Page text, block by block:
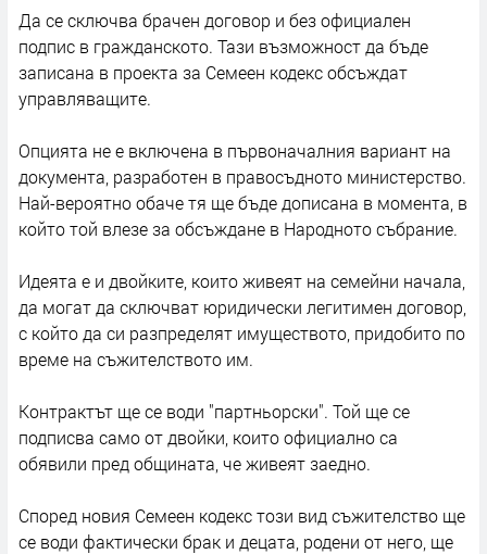
Да се сключва брачен договор и без официален
подпис в гражданското. Тази възможност да бъде
записана в проекта за Семеен кодекс обсъждат
управляващите.
Опцията не е включена в първоначалния вариант на
документа, разработен в правосъдното министерство.
Най-вероятно обаче тя ще бъде дописана в момента, в
който той влезе за обсъждане в Народното събрание.
Идеята е и двойките, които живеят на семейни начала,
да могат да сключват юридически легитимен договор,
с който да си разпределят имуществото, придобито по
време на съжителството им.
Контрактът ще се води "партньорски". Той ще се
подписва само от двойки, които официално са
обявили пред общината, че живеят заедно.
Според новия Семеен кодекс този вид съжителство ще
се води фактически брак и децата, родени от него, ще